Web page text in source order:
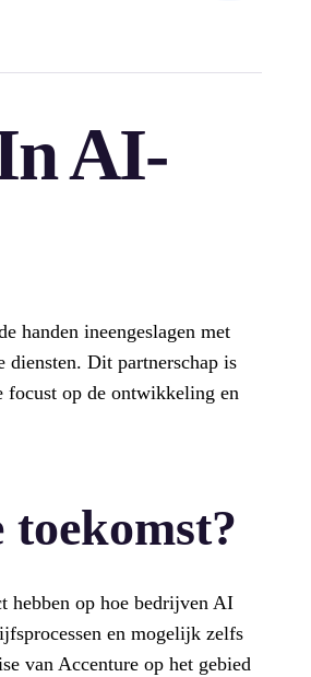
AI-
handen ineengeslagen met
diensten. Dit partnerschap is
focust op de ontwikkeling en
hebben op hoe bedrijven AI
en mogelijk zelfs
van Accenture op het gebied